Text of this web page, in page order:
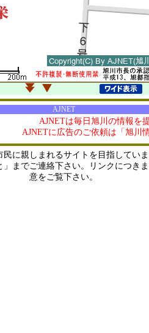
AJNET
AJNETは毎日旭川の情報を
AJNETに広告のご依頼は「旭川
に親しまれるサイトを目指してい
までご連絡下さい。リンクにつき
意をご覧下さい。